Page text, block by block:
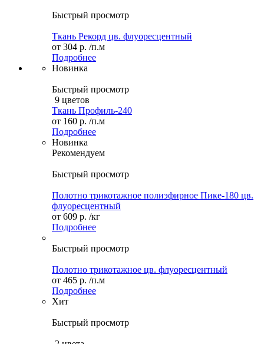
Быстрый просмотр
Ткань Рекорд цв. флуоресцентный
от 304 р. /п.м
Подробнее
Новинка
Быстрый просмотр
9 цветов
Ткань Профиль-240
от 160 р. /п.м
Подробнее
Новинка
Рекомендуем
Быстрый просмотр
Полотно трикотажное полиэфирное Пике-180 цв.
флуоресцентный
от 609 р. /кг
Подробнее
Быстрый просмотр
Полотно трикотажное цв. флуоресцентный
от 465 р. /п.м
Подробнее
Хит
Быстрый просмотр